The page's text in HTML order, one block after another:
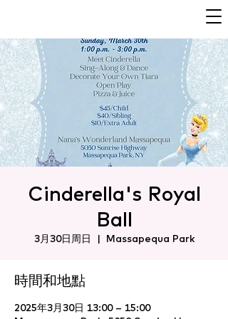
Cinderella's Royal
Ball
3月30日周日
  |
Massapequa Park
時間和地點
2025年3月30日 13:00 – 15:00